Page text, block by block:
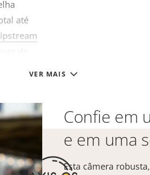
VER MAIS
até
Confie em
e em uma
Esta câmera